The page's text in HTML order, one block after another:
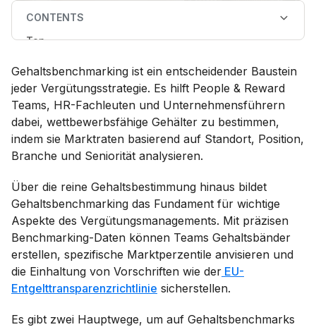
CONTENTS
Top
Verschiedene Methoden des Gehaltsbenchmarkings
Manuelles Gehaltsbenchmarking (auch
Gehaltsumfragen)
Wie automatisiertes Gehaltsbenchmarking
funktioniert (auch Ravio)
Kannst du sowohl Gehaltsumfragen als auch
Vergütungsmanagement-Software zusammen
verwenden?
FAQs: Gehaltsbenchmarking
Gehaltsbenchmarking ist ein entscheidender Baustein
jeder Vergütungsstrategie. Es hilft People & Reward
Teams, HR-Fachleuten und Unternehmensführern
dabei, wettbewerbsfähige Gehälter zu bestimmen,
indem sie Marktraten basierend auf Standort, Position,
Branche und Seniorität analysieren.
Über die reine Gehaltsbestimmung hinaus bildet
Gehaltsbenchmarking das Fundament für wichtige
Aspekte des Vergütungsmanagements. Mit präzisen
Benchmarking-Daten können Teams Gehaltsbänder
erstellen, spezifische Marktperzentile anvisieren und
die Einhaltung von Vorschriften wie der EU-
Entgelttransparenzrichtlinie sicherstellen.
Es gibt zwei Hauptwege, um auf Gehaltsbenchmarks